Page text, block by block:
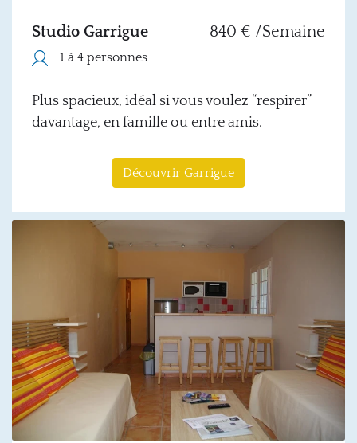
Studio Garrigue 840 € /Semaine
1 à 4 personnes
Plus spacieux, idéal si vous voulez “respirer”
davantage, en famille ou entre amis.
Découvrir Garrigue